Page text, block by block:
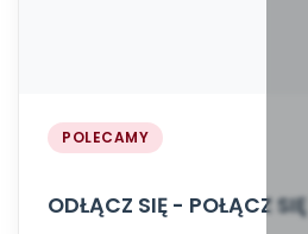
POLECAMY
ODŁĄCZ SIĘ - POŁĄCZ SIĘ